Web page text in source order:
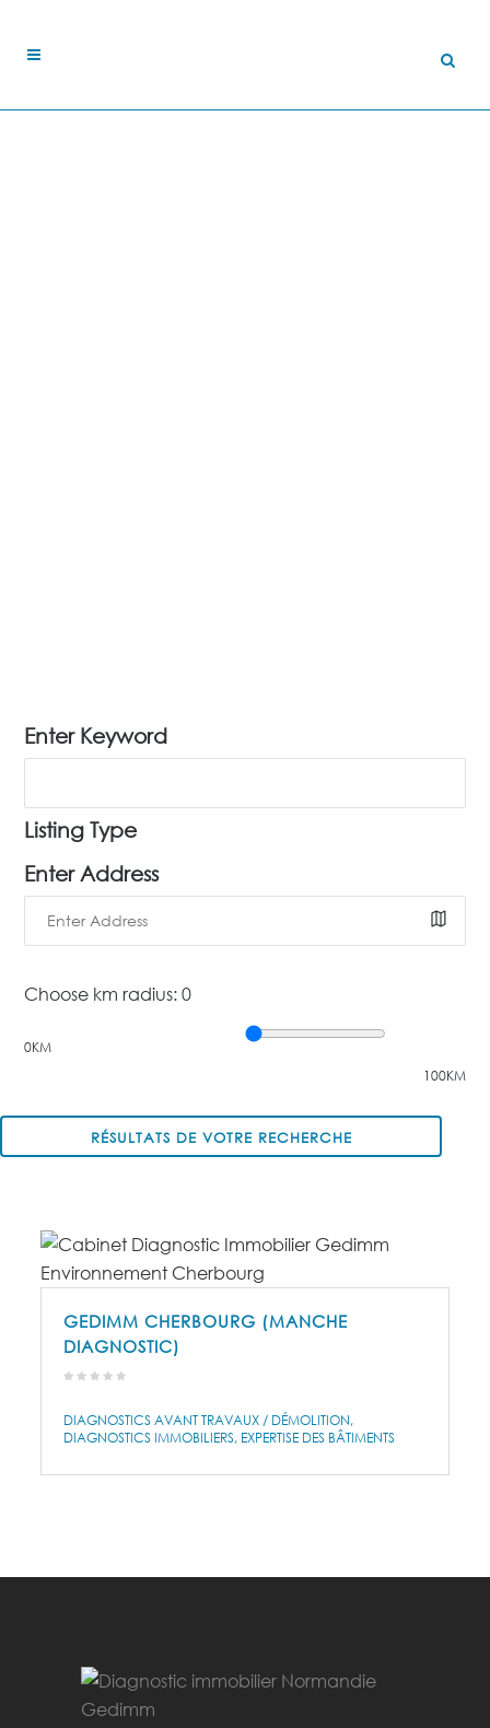
Enter Keyword
Listing Type
Enter Address
Choose km radius:0
0KM
100KM
RÉSULTATS DE VOTRE RECHERCHE
GEDIMM CHERBOURG (MANCHE
DIAGNOSTIC)
DIAGNOSTICS AVANT TRAVAUX / DÉMOLITION
DIAGNOSTICS IMMOBILIERS EXPERTISE DES BÂTIMENTS